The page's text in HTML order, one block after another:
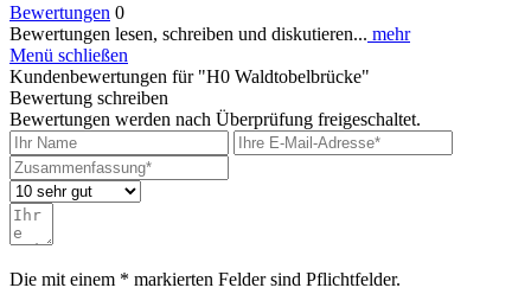
Bewertungen 0
Bewertungen lesen, schreiben und diskutieren... mehr
Menü schließen
Kundenbewertungen für "H0 Waldtobelbrücke"
Bewertung schreiben
Bewertungen werden nach Überprüfung freigeschaltet.
Die mit einem * markierten Felder sind Pflichtfelder.